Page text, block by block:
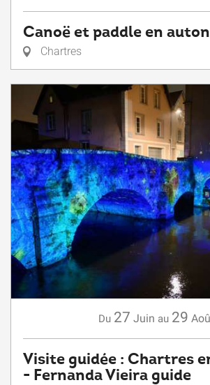
Canoë et paddle en
Chartres
Du 27 Juin au 29
Visite guidée : Chartres
- Fernanda Vieira guide